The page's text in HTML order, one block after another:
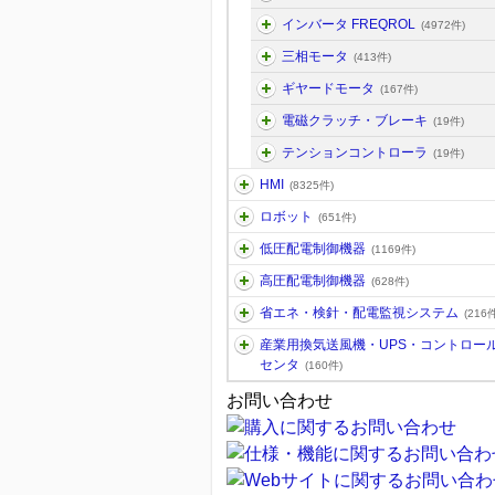
インバータ FREQROL (4972件)
三相モータ (413件)
ギヤードモータ (167件)
電磁クラッチ・ブレーキ (19件)
テンションコントローラ (19件)
HMI (8325件)
ロボット (651件)
低圧配電制御機器 (1169件)
高圧配電制御機器 (628件)
省エネ・検針・配電監視システム (216
産業用換気送風機・UPS・コントロー
センタ
(160件)
お問い合わせ